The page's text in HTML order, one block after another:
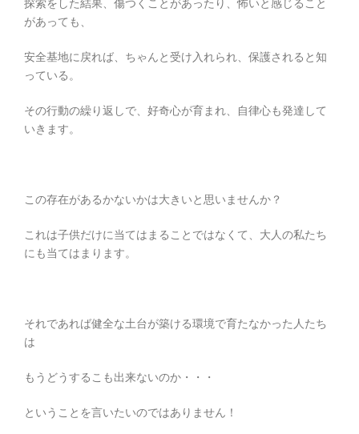
探索をした結果、傷つくことがあったり、怖いと感じること
があっても、
安全基地に戻れば、ちゃんと受け入れられ、保護されると知
っている。
その行動の繰り返しで、好奇心が育まれ、自律心も発達して
いきます。
この存在があるかないかは大きいと思いませんか？
これは子供だけに当てはまることではなくて、大人の私たち
にも当てはまります。
それであれば健全な土台が築ける環境で育たなかった人たち
は
もうどうするこも出来ないのか・・・
ということを言いたいのではありません！